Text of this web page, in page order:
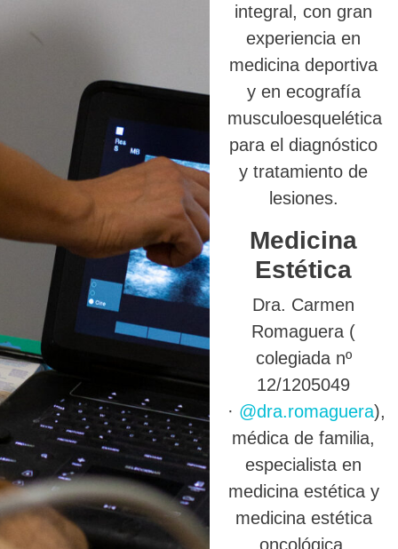
integral, con gran
experiencia en
medicina deportiva
y en ecografía
musculoesquelética
para el diagnóstico
y tratamiento de
lesiones.
Medicina
Estética
Dra. Carmen
Romaguera (
colegiada nº
12/1205049
· @dra.romaguera),
médica de familia,
especialista en
medicina estética y
medicina estética
oncológica.